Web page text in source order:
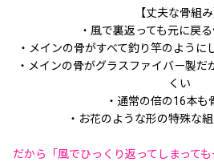
【丈夫な骨組み
・風で裏返っても元に戻
・メインの骨がすべて釣り竿のように
・メインの骨がグラスファイバー製だ
くい
・通常の倍の16本も
・お花のような形の特殊な
だから「風でひっくり返ってしまって